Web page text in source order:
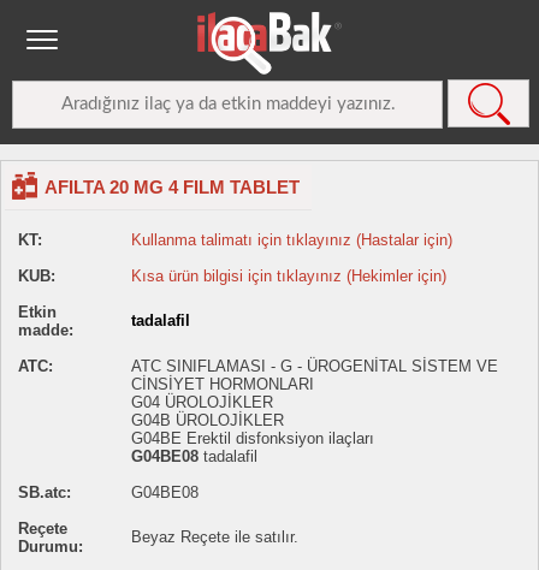
AFILTA 20 MG 4 FILM TABLET
KT:
Kullanma talimatı için tıklayınız (Hastalar için)
KUB:
Kısa ürün bilgisi için tıklayınız (Hekimler için)
Etkin
madde:
tadalafil
ATC:
ATC SINIFLAMASI - G - ÜROGENİTAL SİSTEM VE
CİNSİYET HORMONLARI
G04 ÜROLOJİKLER
G04B ÜROLOJİKLER
G04BE Erektil disfonksiyon ilaçları
G04BE08 tadalafil
SB.atc:
G04BE08
Reçete
Durumu:
Beyaz Reçete ile satılır.